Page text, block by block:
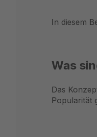
In diesem
Was
Das
Popularität